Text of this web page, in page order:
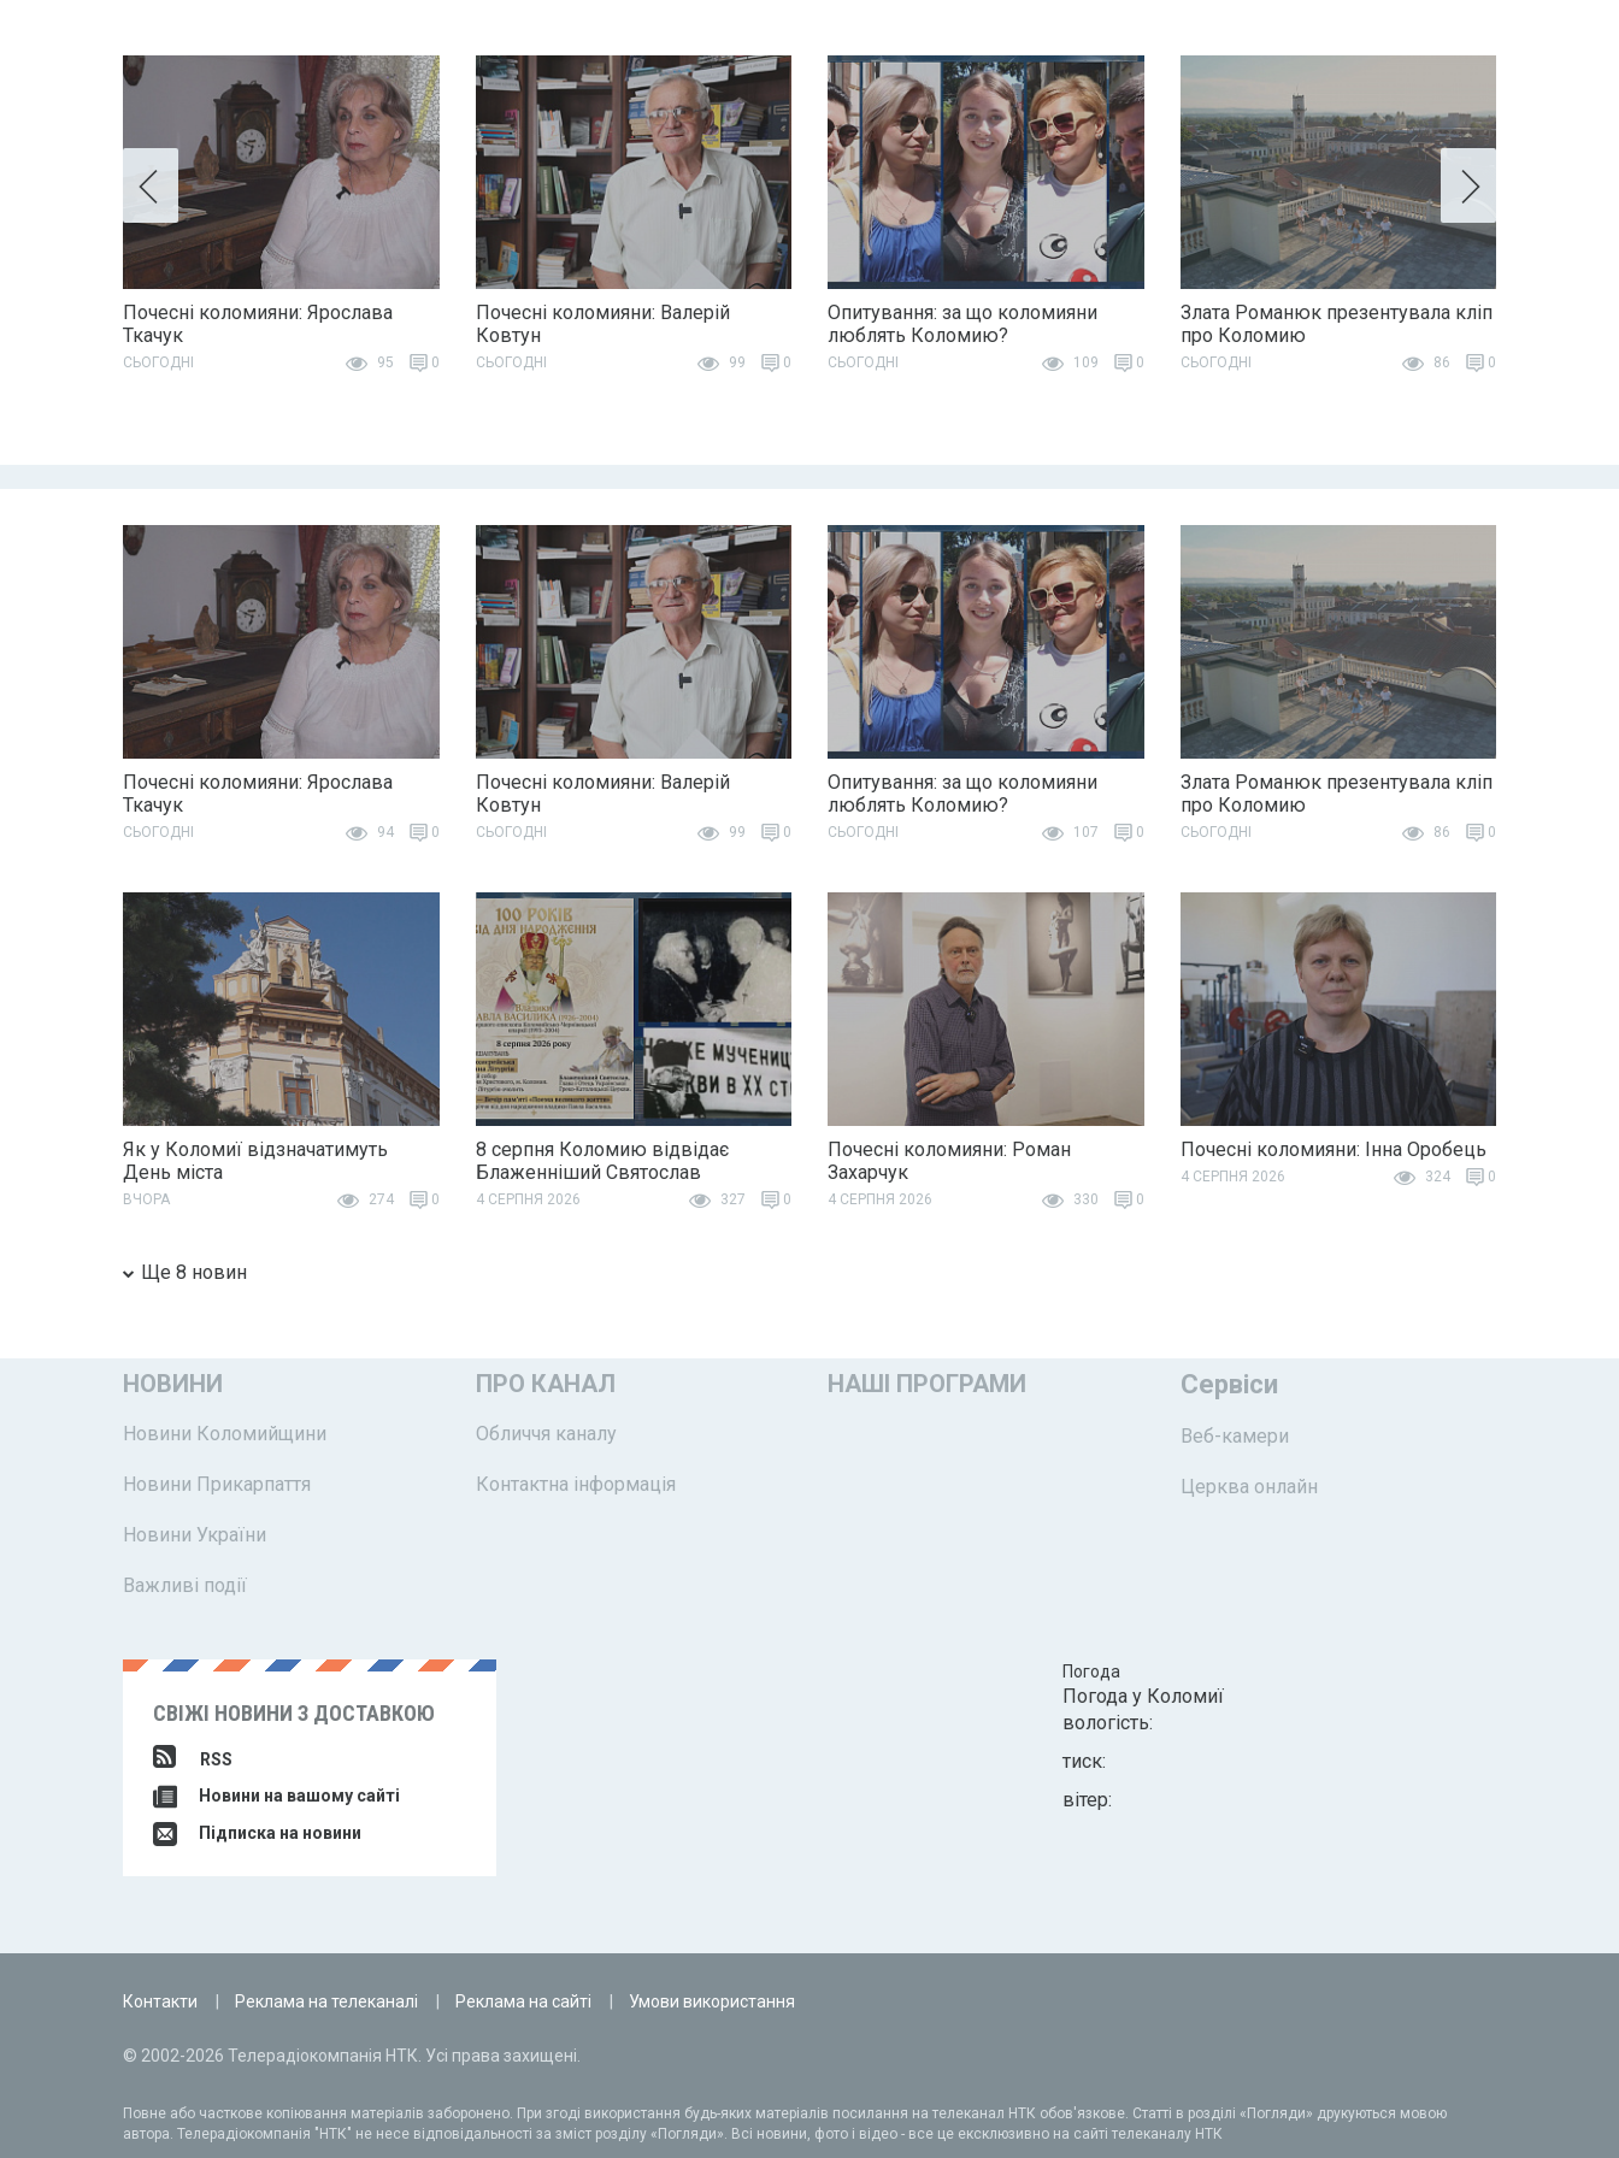
Почесні коломияни: Ярослава
Ткачук
СЬОГОДНІ 95 0
Почесні коломияни: Валерій
Ковтун
СЬОГОДНІ 99 0
Опитування: за що коломияни
люблять Коломию?
СЬОГОДНІ 109 0
Злата Романюк презентувала кліп
про Коломию
СЬОГОДНІ 86 0
Почесні коломияни: Ярослава
Ткачук
СЬОГОДНІ 94 0
Почесні коломияни: Валерій
Ковтун
СЬОГОДНІ 99 0
Опитування: за що коломияни
люблять Коломию?
СЬОГОДНІ 107 0
Злата Романюк презентувала кліп
про Коломию
СЬОГОДНІ 86 0
Як у Коломиї відзначатимуть
День міста
ВЧОРА 274 0
8 серпня Коломию відвідає
Блаженніший Святослав
4 СЕРПНЯ 2026 327 0
Почесні коломияни: Роман
Захарчук
4 СЕРПНЯ 2026 330 0
Почесні коломияни: Інна Оробець
4 СЕРПНЯ 2026 324 0
Ще 8 новин
НОВИНИ
Новини Коломийщини
Новини Прикарпаття
Новини України
Важливі події
ПРО КАНАЛ
Обличчя каналу
Контактна інформація
НАШІ ПРОГРАМИ Сервіси
Веб-камери
Церква онлайн
СВІЖІ НОВИНИ З ДОСТАВКОЮ
RSS
Новини на вашому сайті
Підписка на новини
Погода
Погода у Коломиї
вологість:
тиск:
вітер:
Контакти Реклама на телеканалі Реклама на сайті Умови використання
© 2002-2026 Телерадіокомпанія НТК. Усі права захищені.
Повне або часткове копіювання матеріалів заборонено. При згоді використання будь-яких матеріалів посилання на телеканал НТК обов'язкове. Статті в розділі «Погляди» друкуються мовою
автора. Телерадіокомпанія "НТК" не несе відповідальності за зміст розділу «Погляди». Всі новини, фото і відео - все це ексклюзивно на сайті телеканалу НТК